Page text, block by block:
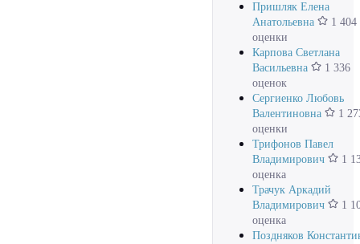
Пришляк Елена
Анатольевна
1 404
оценки
Карпова Светлана
Васильевна
1 336
оценок
Сергиенко Любовь
Валентиновна
1
оценки
Трифонов Павел
Владимирович
1
оценка
Трачук Аркадий
Владимирович
1
оценка
Поздняков